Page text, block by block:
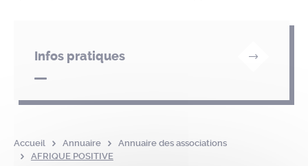
Infos pratiques
Accueil Annuaire
Annuaire des associations
AFRIQUE POSITIVE